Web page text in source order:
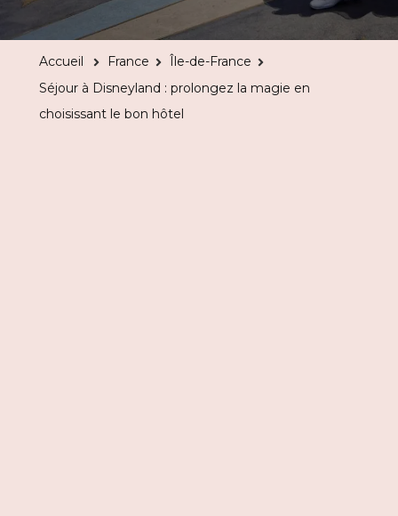
Accueil France
Île-de-France
Séjour à Disneyland : prolongez la magie en
choisissant le bon hôtel